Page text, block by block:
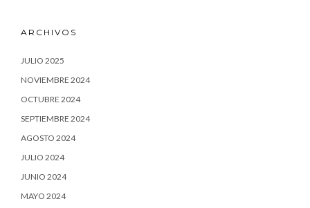
ARCHIVOS
JULIO 2025
NOVIEMBRE 2024
OCTUBRE 2024
SEPTIEMBRE 2024
AGOSTO 2024
JULIO 2024
JUNIO 2024
MAYO 2024